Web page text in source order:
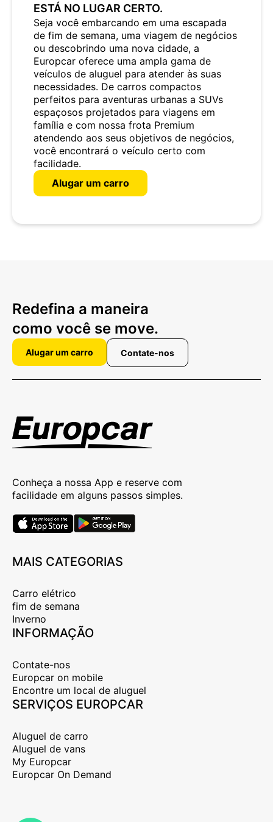
ESTÁ NO LUGAR CERTO.
Seja você embarcando em uma escapada
de fim de semana, uma viagem de negócios
ou descobrindo uma nova cidade, a
Europcar oferece uma ampla gama de
veículos de aluguel para atender às suas
necessidades. De carros compactos
perfeitos para aventuras urbanas a SUVs
espaçosos projetados para viagens em
família e com nossa frota Premium
atendendo aos seus objetivos de negócios,
você encontrará o veículo certo com
facilidade.
Alugar um carro
Redefina a maneira
como você se move.
Alugar um carro Contate-nos
Conheça a nossa App e reserve com
facilidade em alguns passos simples.
MAIS CATEGORIAS
Carro elétrico
fim de semana
Inverno
INFORMAÇÃO
Contate-nos
Europcar on mobile
Encontre um local de aluguel
SERVIÇOS EUROPCAR
Aluguel de carro
Aluguel de vans
My Europcar
Europcar On Demand